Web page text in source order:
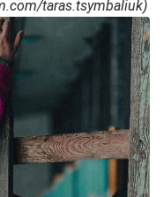
taras.tsymbaliuk)